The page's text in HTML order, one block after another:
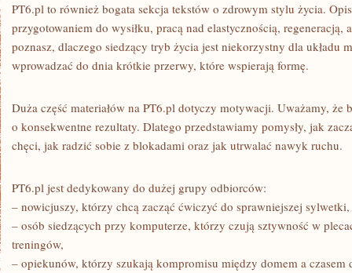
PT6.pl to również bogata sekcja tekstów o zdrowym stylu życia.
przygotowaniem do wysiłku, pracą nad elastycznością, regeneracją,
poznasz, dlaczego siedzący tryb życia jest niekorzystny dla układu
wprowadzać do dnia krótkie przerwy, które wspierają formę.
Duża część materiałów na PT6.pl dotyczy motywacji. Uważamy, że
o konsekwentne rezultaty. Dlatego przedstawiamy pomysły, jak
chęci, jak radzić sobie z blokadami oraz jak utrwalać nawyk ruchu.
PT6.pl jest dedykowany do dużej grupy odbiorców:
– nowicjuszy, którzy chcą zacząć ćwiczyć do sprawniejszej sylwetki,
– osób siedzących przy komputerze, którzy czują sztywność w
treningów,
– opiekunów, którzy szukają kompromisu między domem a czasem